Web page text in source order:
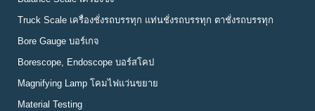
Truck Scale เครื่องชั่งรถบรรทุก แท่นชั่งรถบรรทุก ตาชั่งรถบรรทุก
Bore Gauge บอร์เกจ
Borescope, Endoscope บอร์สโคป
Magnifying Lamp โคมไฟแว่นขยาย
Material Testing